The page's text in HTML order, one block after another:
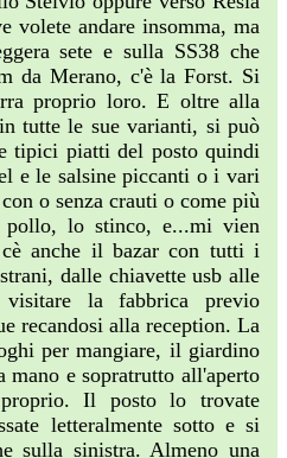
volete andare insomma, ma
sete e sulla SS38 che
da Merano, c'è la Forst. Si
proprio loro. E oltre alla
tutte le sue varianti, si può
tipici piatti del posto quindi
e le salsine piccanti o i vari
o senza crauti o come più
lo stinco, e...mi vien
anche il bazar con tutti i
dalle chiavette usb alle
la fabbrica previo
recandosi alla reception. La
per mangiare, il giardino
e sopratrutto all'aperto
Il posto lo trovate
letteralmente sotto e si
sulla sinistra. Almeno una